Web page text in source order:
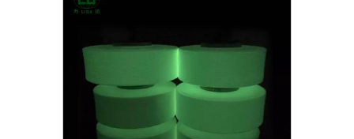
malikdir və idxal və ixrac hüququna malikdir. Sizinlə işgüzar